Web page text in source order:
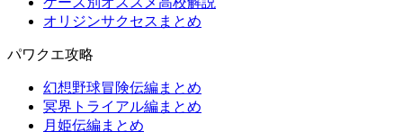
オリジンサクセスまとめ
パワクエ攻略
幻想野球冒険伝編まとめ
冥界トライアル編まとめ
月姫伝編まとめ